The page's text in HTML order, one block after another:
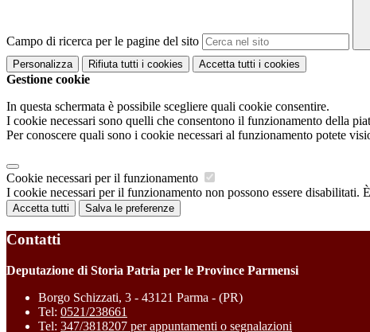
Campo di ricerca per le pagine del sito
Personalizza Rifiuta tutti i cookies Accetta tutti i cookies
Gestione cookie
In questa schermata è possibile scegliere quali cookie consentire.
I cookie necessari sono quelli che consentono il funzionamento della
Per conoscere quali sono i cookie necessari al funzionamento potete
Cookie necessari per il funzionamento
I cookie necessari per il funzionamento non possono essere
Accetta tutti Salva le preferenze
Contatti
Deputazione di Storia Patria per le Province Parmensi
Borgo Schizzati, 3 - 43121 Parma - (PR)
Tel: 0521/238661
Tel: 347/3818207 per appuntamenti o segnalazioni